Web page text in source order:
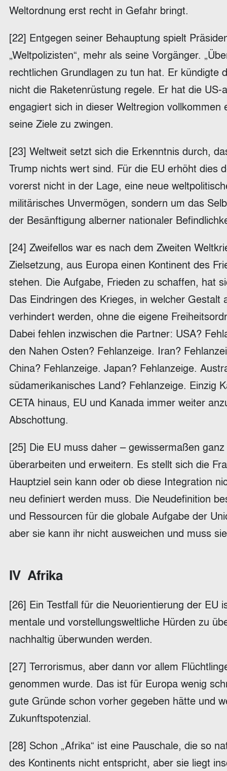
Weltordnung erst recht in Gefahr bringt.
[22] Entgegen seiner Behauptung spielt
„Weltpolizisten“, mehr als seine Vorgänger.
rechtlichen Grundlagen zu tun hat. Er kündigte
nicht die Raketenrüstung regele. Er hat die
engagiert sich in dieser Weltregion
seine Ziele zu zwingen.
[23] Weltweit setzt sich die Erkenntnis durch,
Trump nichts wert sind. Für die EU erhöht dies
vorerst nicht in der Lage, eine neue
militärisches Unvermögen, sondern um das
der Besänftigung alberner nationaler
[24] Zweifellos war es nach dem Zweiten
Zielsetzung, aus Europa einen Kontinent des
stehen. Die Aufgabe, Frieden zu schaffen, hat
Das Eindringen des Krieges, in welcher
verhindert werden, ohne die eigene
Dabei fehlen inzwischen die Partner: USA?
den Nahen Osten? Fehlanzeige. Iran?
China? Fehlanzeige. Japan? Fehlanzeige.
südamerikanisches Land? Fehlanzeige. Einzig
CETA hinaus, EU und Kanada immer weiter
Abschottung.
[25] Die EU muss daher – gewissermaßen
überarbeiten und erweitern. Es stellt sich die
Hauptziel sein kann oder ob diese Integration
neu definiert werden muss. Die Neudefinition
und Ressourcen für die globale Aufgabe der
aber sie kann ihr nicht ausweichen und muss
IV Afrika
[26] Ein Testfall für die Neuorientierung der
mentale und vorstellungsweltliche Hürden zu
nachhaltig überwunden werden.
[27] Terrorismus, aber dann vor allem
genommen wurde. Das ist für Europa wenig
gute Gründe schon vorher gegeben hätte und
Zukunftspotenzial.
[28] Schon „Afrika“ ist eine Pauschale, die so
des Kontinents nicht entspricht, aber sie liegt